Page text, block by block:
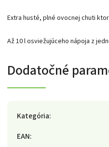
Extra husté, plné ovocnej chuti
Až 10 l osviežujúceho nápoja z
Dodatočné
Kategória:
EAN: